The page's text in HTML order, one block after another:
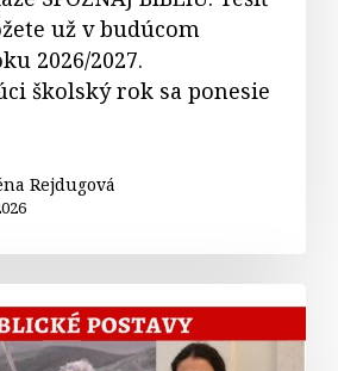
už v budúcom
2026/2027.
školský rok sa ponesie
Rejdugová